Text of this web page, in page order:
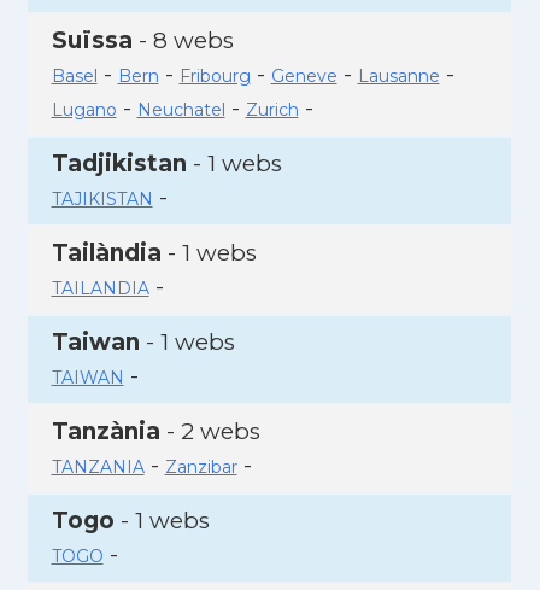
Suïssa - 8 webs
Basel - Bern - Fribourg - Geneve - Lausanne -
Lugano - Neuchatel - Zurich -
Tadjikistan - 1 webs
TAJIKISTAN -
Tailàndia - 1 webs
TAILANDIA-
Taiwan - 1 webs
TAIWAN -
Tanzània - 2 webs
TANZANIA- Zanzibar-
Togo - 1 webs
TOGO -